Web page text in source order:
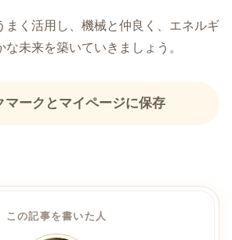
まく活用し、機械と仲良く、エネルギ
未来を築いていきましょう。
ークとマイページに保存
この記事を書いた人